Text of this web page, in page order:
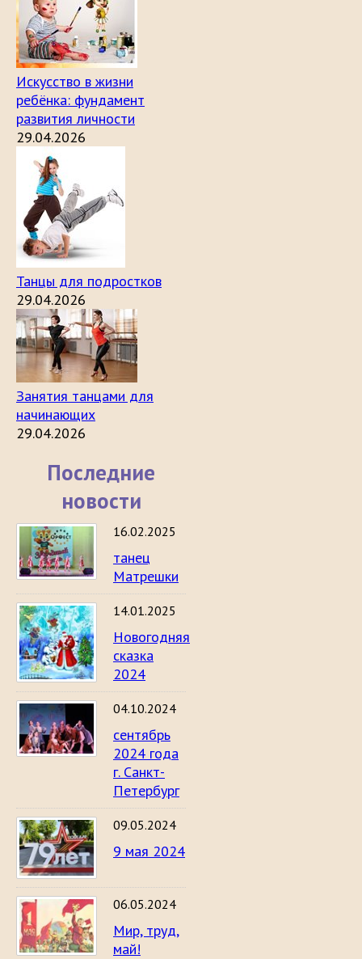
Искусство в жизни
ребёнка: фундамент
развития личности
29.04.2026
Танцы для подростков
29.04.2026
Занятия танцами для
начинающих
29.04.2026
Последние
новости
16.02.2025
танец
Матрешки
14.01.2025
Новогодняя
сказка
2024
04.10.2024
сентябрь
2024 года
г. Санкт-
Петербург
09.05.2024
9 мая 2024
06.05.2024
Мир, труд,
май!